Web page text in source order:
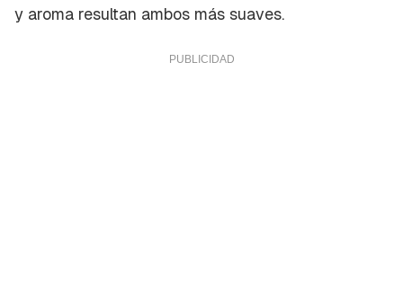
y aroma resultan ambos más suaves.